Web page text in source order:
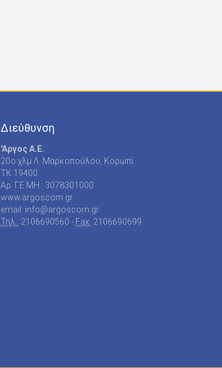
Διεύθυνση
'Αργος Α.Ε.
20o χλμ Λ. Μαρκοπούλου, Κορωπί
TK 19400
Αρ. Γ.Ε.ΜΗ.: 3078301000
www.argoscom.gr
email: info@argoscom.gr
Τηλ.: 2106690560 - Fax: 2106690699